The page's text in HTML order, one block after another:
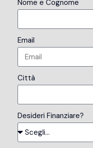
Nome e Cognome
Email
Città
Desideri Finanziare?